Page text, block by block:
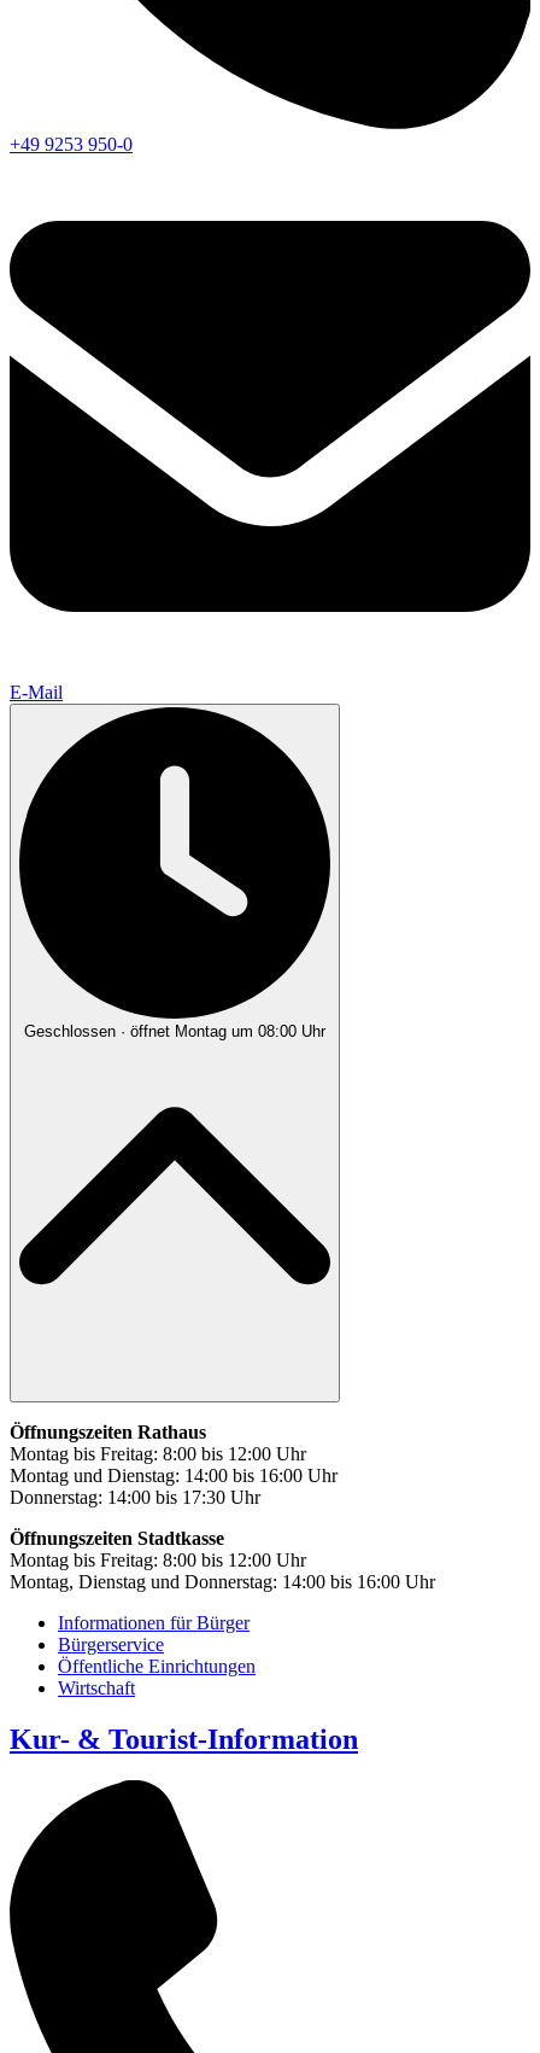
+49 9253 950-0
E-Mail
Geschlossen · öffnet Montag um 08:00 Uhr
Öffnungszeiten Rathaus
Montag bis Freitag: 8:00 bis 12:00 Uhr
Montag und Dienstag: 14:00 bis 16:00 Uhr
Donnerstag: 14:00 bis 17:30 Uhr
Öffnungszeiten Stadtkasse
Montag bis Freitag: 8:00 bis 12:00 Uhr
Montag, Dienstag und Donnerstag: 14:00 bis 16:00 Uhr
Informationen für Bürger
Bürgerservice
Öffentliche Einrichtungen
Wirtschaft
Kur- & Tourist-Information